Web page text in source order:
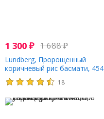
1 300 ₽ 1 688₽
Lundberg, Пророщенный
коричневый рис басмати, 454
г (16 унций)
18